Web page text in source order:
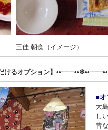
三佳 朝食（イメージ）
けるオプション】
■オ
大
し
昔